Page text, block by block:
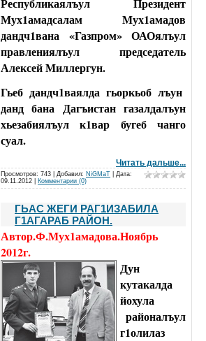
Мух1амадсалам Мух1амадов
дандч1вана «Газпром» ОАОялъул
правлениялъул председатель
Алексей Миллергун.
Гьеб дандч1ваялда гьоркьоб лъун
данд бана Дагъистан газалдалъун
хьезабиялъул к1вар бугеб чанго
суал.
Читать дальше...
Просмотров: 743 | Добавил: NiGMaT | Дата:
09.11.2012
Комментарии (0)
ГЬАС ЖЕГИ РАГ1ИЗАБИЛА
Г1АГАРАБ РАЙОН.
Автор.Ф.Мух1амадова.Ноябрь
2012г.
Дун
кутакалда
йохула
районалъул
г1олилаз